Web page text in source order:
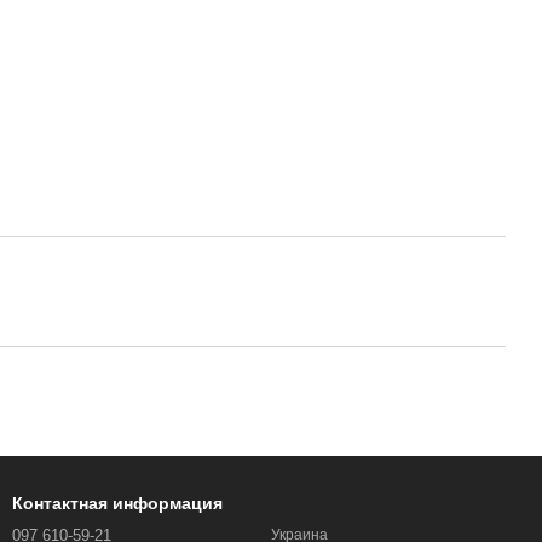
Контактная информация
097 610-59-21 Украина